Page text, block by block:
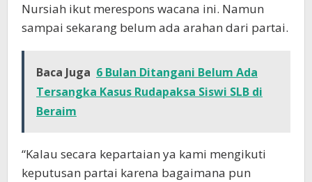
Nursiah ikut merespons wacana ini. Namun
sampai sekarang belum ada arahan dari partai.
Baca Juga 6 Bulan Ditangani Belum Ada
Tersangka Kasus Rudapaksa Siswi SLB di
Beraim
“Kalau secara kepartaian ya kami mengikuti
keputusan partai karena bagaimana pun